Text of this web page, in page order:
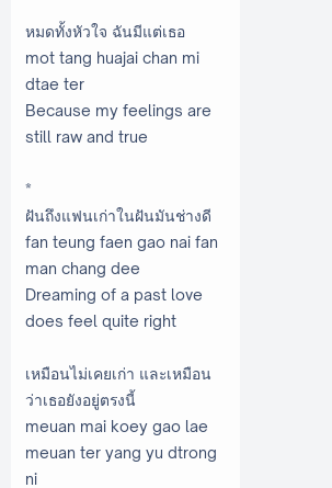
หมดทั้งหัวใจ ฉันมีแต่เธอ
mot tang huajai chan mi
dtae ter
Because my feelings are
still raw and true
*
ฝันถึงแฟนเก่าในฝันมันช่างดี
fan teung faen gao nai fan
man chang dee
Dreaming of a past love
does feel quite right
เหมือนไม่เคยเก่า และเหมือน
ว่าเธอยังอยู่ตรงนี้
meuan mai koey gao lae
meuan ter yang yu dtrong
ni